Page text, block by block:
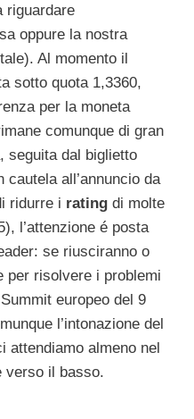
riguardare
oppure la nostra
Al momento il
sotto quota 1,3360,
per la moneta
comunque di gran
seguita dal biglietto
all’annuncio da
ridurre i rating di molte
l’attenzione é posta
se riusciranno o
per risolvere i problemi
europeo del 9
l’intonazione del
attendiamo almeno nel
verso il basso.